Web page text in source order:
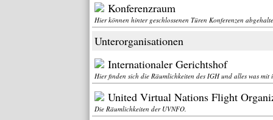
Konferenzraum
Hier können hinter geschlossenen Türen Konferenzen
Unterorganisationen
Internationaler Gerichtshof
Hier finden sich die Räumlichkeiten des IGH und alles was mit
United Virtual Nations Flight
Die Räumlichkeiten der UVNFO.